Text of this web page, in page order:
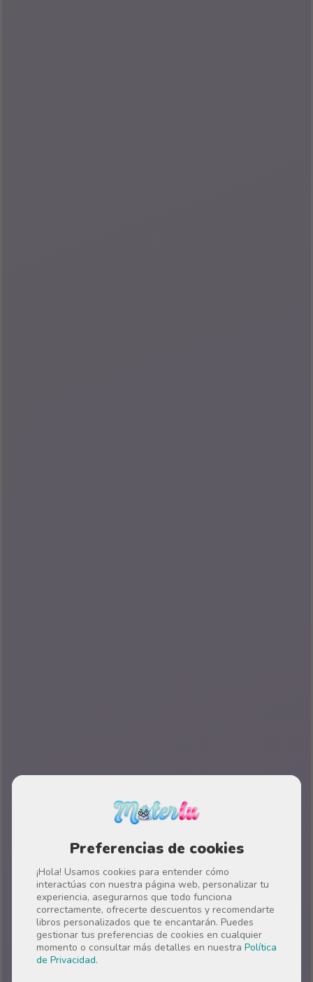
Preferencias de cookies
¡Hola! Usamos cookies para entender cómo
interactúas con nuestra página web, personalizar tu
experiencia, asegurarnos que todo funciona
correctamente, ofrecerte descuentos y recomendarte
libros personalizados que te encantarán. Puedes
gestionar tus preferencias de cookies en cualquier
momento o consultar más detalles en nuestra Política
de Privacidad.